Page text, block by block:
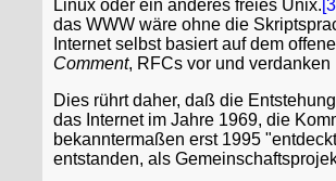
Linux oder ein anderes freies Unix.
das WWW wäre ohne die
Internet selbst basiert auf dem
Comment, RFCs vor und
Dies rührt daher, daß die
das Internet im Jahre 1969, die
bekanntermaßen erst 1995
entstanden, als